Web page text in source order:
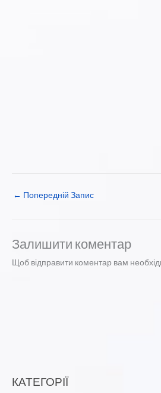
← Попередній Запис
Залишити коментар
Щоб відправити коментар вам
КАТЕГОРІЇ